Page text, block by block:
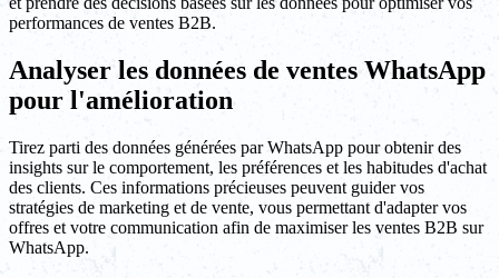
performances de ventes B2B.
Analyser les données de ventes WhatsApp
pour l'amélioration
Tirez parti des données générées par WhatsApp pour obtenir des
insights sur le comportement, les préférences et les habitudes d'achat
des clients. Ces informations précieuses peuvent guider vos
stratégies de marketing et de vente, vous permettant d'adapter vos
offres et votre communication afin de maximiser les ventes B2B sur
WhatsApp.